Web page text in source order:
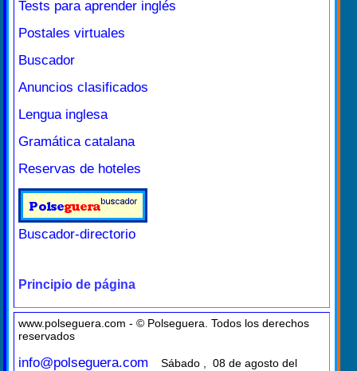
Tests para aprender inglés
Postales virtuales
Buscador
Anuncios clasificados
Lengua inglesa
Gramática catalana
Reservas de hoteles
Buscador-directorio
Principio de página
www.polseguera.com - © Polseguera. Todos los derechos
reservados
info@polseguera.com Sábado , 08 de agosto del